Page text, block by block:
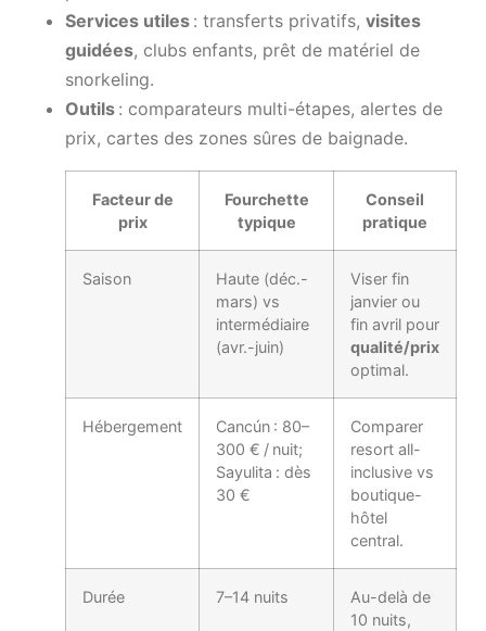
Services utiles : transferts privatifs, visites
guidées, clubs enfants, prêt de matériel de
snorkeling.
Outils : comparateurs multi-étapes, alertes de
prix, cartes des zones sûres de baignade.
Facteur de
prix
Fourchette
typique
Conseil
pratique
Saison
Haute (déc.-
mars) vs
intermédiaire
(avr.-juin)
Viser fin
janvier ou
fin avril pour
qualité/prix
optimal.
Hébergement
Cancún : 80–
300 € / nuit;
Sayulita : dès
30 €
Comparer
resort all-
inclusive vs
boutique-
hôtel
central.
Durée 7–14 nuits
Au-delà de
10 nuits,